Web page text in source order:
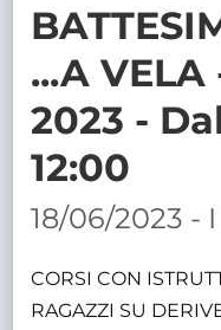
...A VELA
2023 -
12:00
18/06/2023 -
CORSI CON
RAGAZZI SU